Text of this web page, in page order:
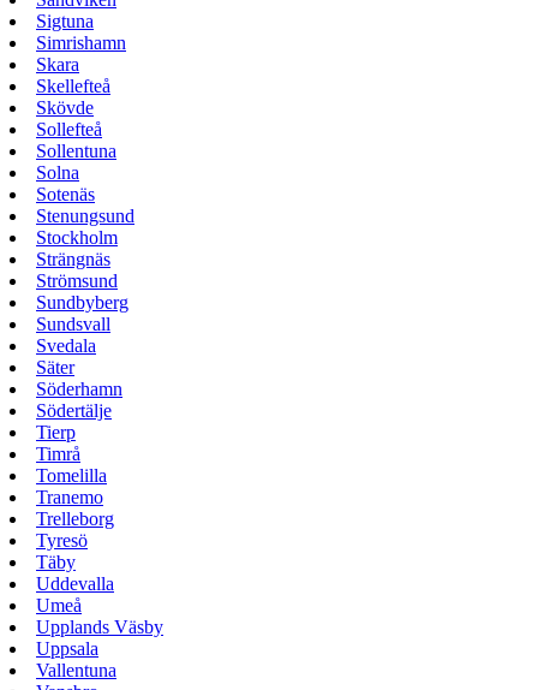
Sigtuna
Simrishamn
Skara
Skellefteå
Skövde
Sollefteå
Sollentuna
Solna
Sotenäs
Stenungsund
Stockholm
Strängnäs
Strömsund
Sundbyberg
Sundsvall
Svedala
Säter
Söderhamn
Södertälje
Tierp
Timrå
Tomelilla
Tranemo
Trelleborg
Tyresö
Täby
Uddevalla
Umeå
Upplands Väsby
Uppsala
Vallentuna